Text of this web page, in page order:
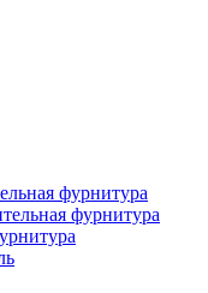
фурнитура
фурнитура